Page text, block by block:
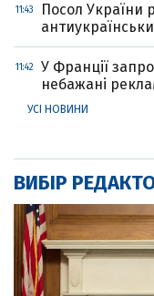
11:43
Посол України
11:42
У Франції
небажані
УСІ НОВИНИ
ВИБІР